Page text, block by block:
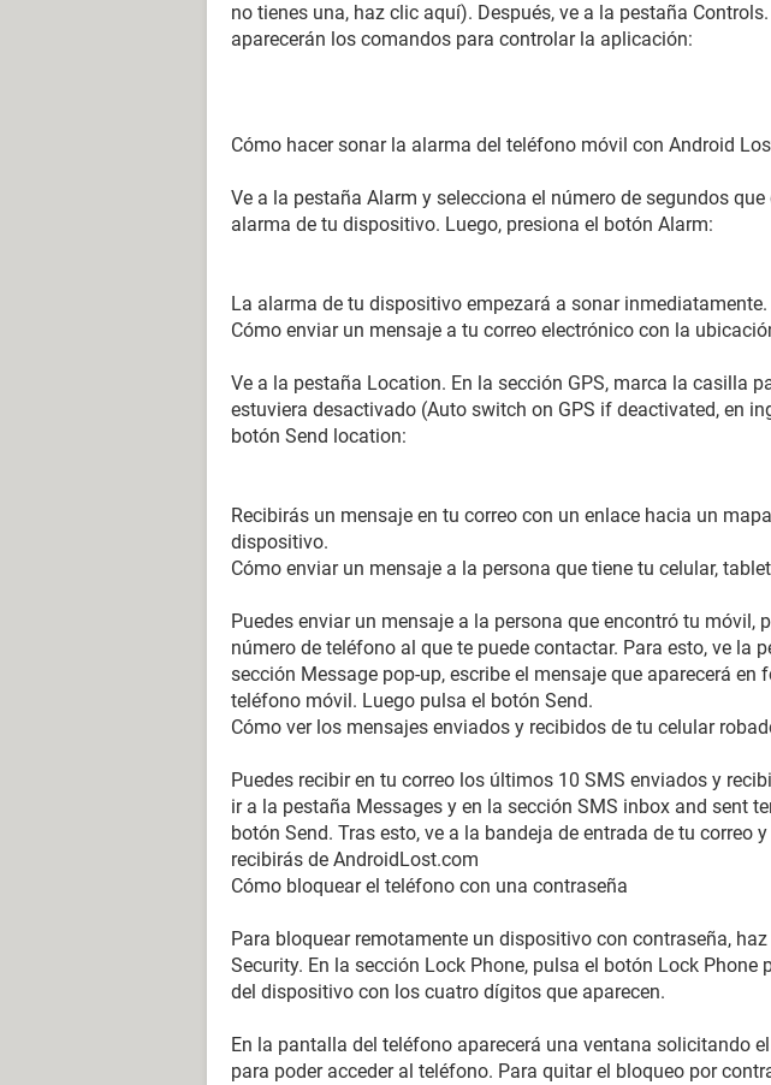
no tienes una, haz clic aquí). Después, ve a la pestaña
aparecerán los comandos para controlar la aplicación:
Cómo hacer sonar la alarma del teléfono móvil con Android
Ve a la pestaña Alarm y selecciona el número de segundos que
alarma de tu dispositivo. Luego, presiona el botón Alarm:
La alarma de tu dispositivo empezará a sonar inmediatamente.
Cómo enviar un mensaje a tu correo electrónico con la
Ve a la pestaña Location. En la sección GPS, marca la casilla
estuviera desactivado (Auto switch on GPS if deactivated, en
botón Send location:
Recibirás un mensaje en tu correo con un enlace hacia un
dispositivo.
Cómo enviar un mensaje a la persona que tiene tu celular,
Puedes enviar un mensaje a la persona que encontró tu móvil,
número de teléfono al que te puede contactar. Para esto, ve la
sección Message pop-up, escribe el mensaje que aparecerá en
teléfono móvil. Luego pulsa el botón Send.
Cómo ver los mensajes enviados y recibidos de tu celular
Puedes recibir en tu correo los últimos 10 SMS enviados y
ir a la pestaña Messages y en la sección SMS inbox and sent
botón Send. Tras esto, ve a la bandeja de entrada de tu correo
recibirás de AndroidLost.com
Cómo bloquear el teléfono con una contraseña
Para bloquear remotamente un dispositivo con contraseña,
Security. En la sección Lock Phone, pulsa el botón Lock Phone
del dispositivo con los cuatro dígitos que aparecen.
En la pantalla del teléfono aparecerá una ventana solicitando
para poder acceder al teléfono. Para quitar el bloqueo por